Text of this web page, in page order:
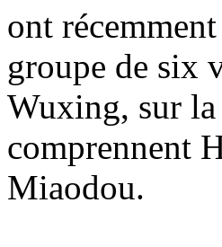
ont
groupe de six
Wuxing, sur
comprennent
Miaodou.